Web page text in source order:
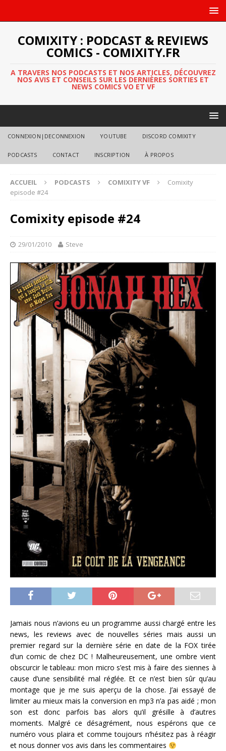
COMIXITY : PODCAST & REVIEWS
COMICS - COMIXITY.FR
A TRAVERS NOS PODCASTS ET NOS ARTICLES, DÉCOUVREZ
NOS AVIS ET CONSEILS SUR LES DERNIÈRES SORTIES ET
NEWS COMICS VO ET VF
CONNEXION|DECONNEXION YOUTUBE DISCORD COMIXITY
PODCASTS CONTACT INSCRIPTION À PROPOS
ACCUEIL PODCASTS COMIXITY VF
Comixity
episode #24
Comixity episode #24
29/01/2010 Steve
Jamais nous n’avions eu un programme aussi chargé entre les
news, les reviews avec de nouvelles séries mais aussi un
premier regard sur la dernière série en date de la FOX tirée
d’un comic de chez DC ! Malheureusement, une ombre vient
obscurcir le tableau: mon micro s’est mis à faire des siennes à
cause d’une sensibilité mal réglée. Et ce n’est bien sûr qu’au
montage que je me suis aperçu de la chose. J’ai essayé de
limiter au mieux mais la conversion en mp3 n’a pas aidé ; mon
son est donc parfois bas alors qu’il grésille à d’autres
moments. Malgré ce désagrément, nous espérons que ce
numéro vous plaira et comme toujours n’hésitez pas à réagir
et nous donner vos avis dans les commentaires